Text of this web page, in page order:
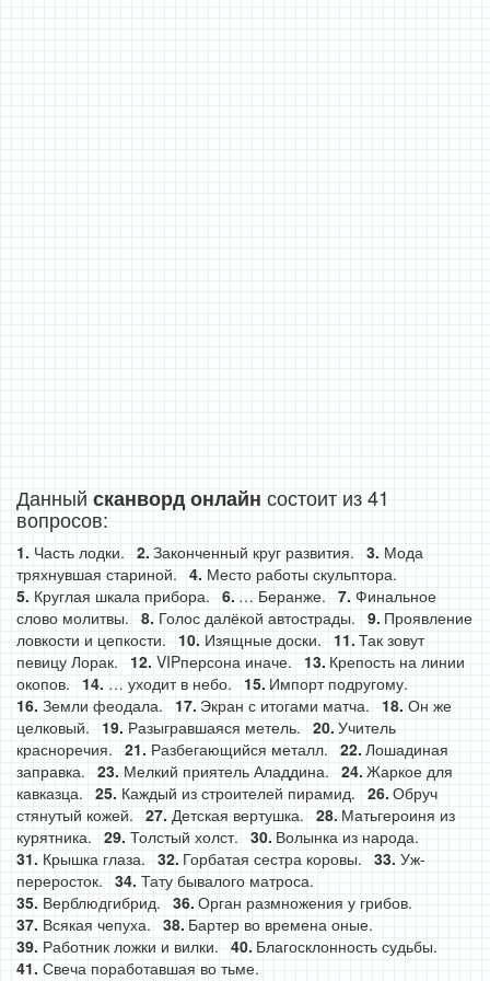
Данный сканворд онлайн состоит из 41
вопросов:
Часть лодки. Законченный круг развития.
Мода
тряхнувшая стариной.
Место работы скульптора.
Круглая шкала прибора.
… Беранже.
Финальное
слово молитвы.
Голос далёкой автострады.
Проявление
ловкости и цепкости.
Изящные доски.
Так зовут
певицу Лорак.
VIPперсона иначе.
Крепость на линии
окопов.
… уходит в небо.
Импорт подругому.
Земли феодала.
Экран с итогами матча.
Он же
целковый.
Разыгравшаяся метель.
Учитель
красноречия.
Разбегающийся металл.
Лошадиная
заправка.
Мелкий приятель Аладдина.
Жаркое для
кавказца.
Каждый из строителей пирамид.
Обруч
стянутый кожей.
Детская вертушка.
Матьгероиня из
курятника.
Толстый холст.
Волынка из народа.
Крышка глаза.
Горбатая сестра коровы.
Уж-
переросток.
Тату бывалого матроса.
Верблюдгибрид.
Орган размножения у грибов.
Всякая чепуха.
Бартер во времена оные.
Работник ложки и вилки.
Благосклонность судьбы.
Свеча поработавшая во тьме.